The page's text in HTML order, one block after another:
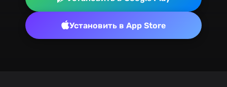
Установить в App Store